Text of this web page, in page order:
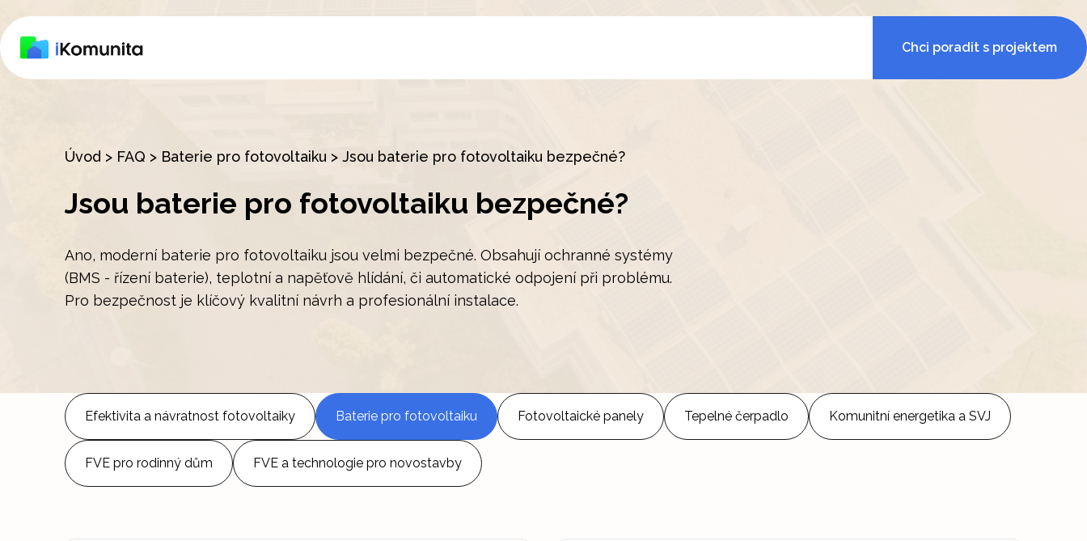
Chci poradit s projektem
Úvod > FAQ > Baterie pro fotovoltaiku > Jsou baterie pro fotovoltaiku bezpečné?
Jsou baterie pro fotovoltaiku bezpečné?
Ano, moderní baterie pro fotovoltaiku jsou velmi bezpečné. Obsahují ochranné systémy
(BMS - řízení baterie), teplotní a napěťově hlídání, či automatické odpojení při problému.
Pro bezpečnost je klíčový kvalitní návrh a profesionální instalace.
Efektivita a návratnost fotovoltaiky Baterie pro fotovoltaiku Fotovoltaické panely Tepelné čerpadlo Komunitní energetika a SVJ
FVE pro rodinný dům FVE a technologie pro novostavby